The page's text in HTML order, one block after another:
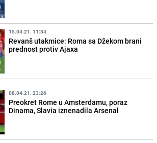
15.04.21. 11:34
Revanš utakmice: Roma sa Džekom brani
prednost protiv Ajaxa
08.04.21. 23:26
Preokret Rome u Amsterdamu, poraz
Dinama, Slavia iznenadila Arsenal